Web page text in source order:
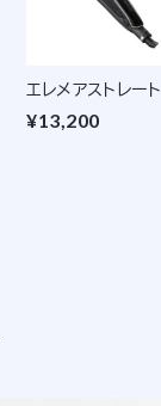
エレメアストレート
¥13,200